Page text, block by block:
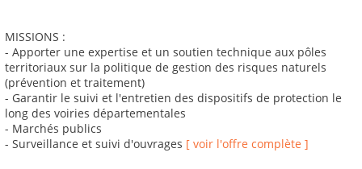
MISSIONS :
- Apporter une expertise et un soutien technique aux pôles
territoriaux sur la politique de gestion des risques naturels
(prévention et traitement)
- Garantir le suivi et l'entretien des dispositifs de protection le
long des voiries départementales
- Marchés publics
- Surveillance et suivi d'ouvrages [ voir l'offre complète ]